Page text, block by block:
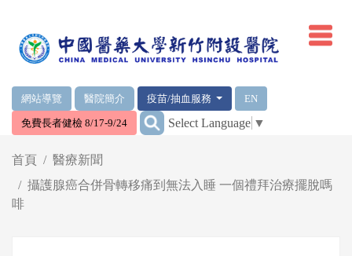
網站導覽 醫院簡介 疫苗/抽血服務 EN
免費長者健檢 8/17-9/24 ::: Select Language ▼
首頁
醫療新聞
攝護腺癌合併骨轉移痛到無法入睡 一個禮拜治療擺脫嗎
啡